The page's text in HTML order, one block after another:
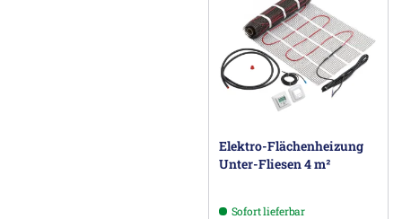
Elektro-Flächenheizung
Unter-Fliesen 4 m²
Sofort lieferbar